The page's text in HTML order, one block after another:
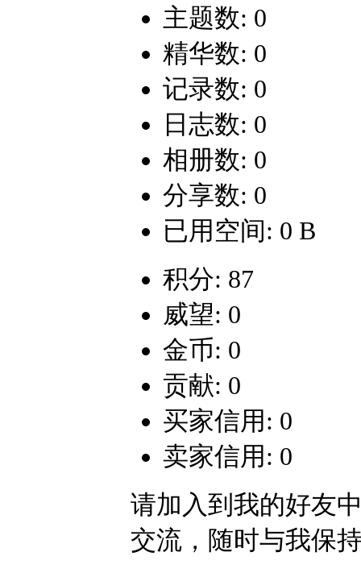
主题数: 0
精华数: 0
记录数: 0
日志数: 0
相册数: 0
分享数: 0
已用空间: 0 B
积分: 87
威望: 0
金币: 0
贡献: 0
买家信用: 0
卖家信用: 0
请加入到我的好友
交流，随时与我保